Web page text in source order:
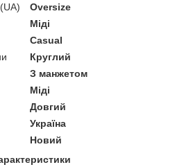
Oversize
Міді
Casual
Круглий
З манжетом
Міді
Довгий
Україна
Новий